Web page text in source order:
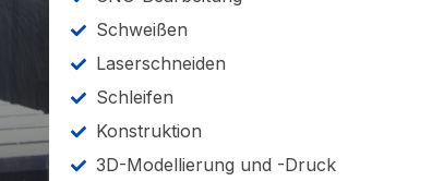
Schweißen
Laserschneiden
Schleifen
Konstruktion
3D-Modellierung und -Druck